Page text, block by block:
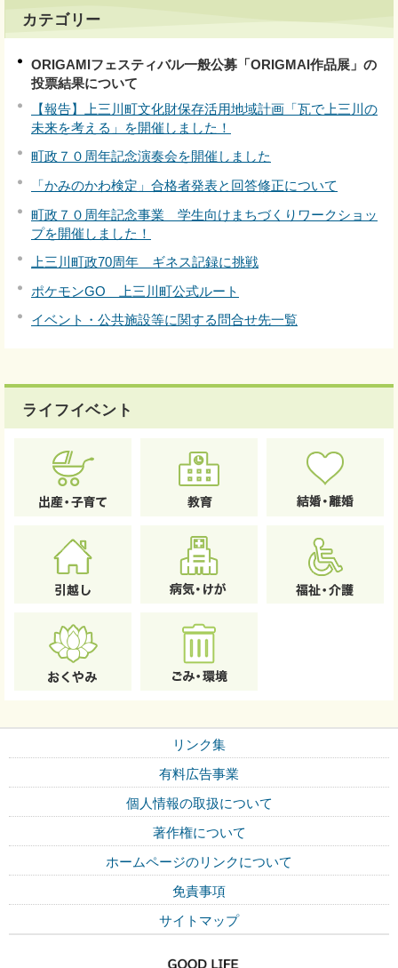
カテゴリー
ORIGAMIフェスティバル一般公募「ORIGMAI作品展」の
投票結果について
【報告】上三川町文化財保存活用地域計画「瓦で上三川の
未来を考える」を開催しました！
町政７０周年記念演奏会を開催しました
「かみのかわ検定」合格者発表と回答修正について
町政７０周年記念事業 学生向けまちづくりワークショッ
プを開催しました！
上三川町政70周年 ギネス記録に挑戦
ポケモンGO 上三川町公式ルート
イベント・公共施設等に関する問合せ先一覧
ライフイベント
リンク集
有料広告事業
個人情報の取扱について
著作権について
ホームページのリンクについて
免責事項
サイトマップ